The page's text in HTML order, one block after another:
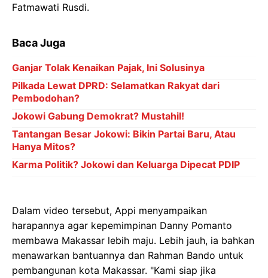
Fatmawati Rusdi.
Baca Juga
Ganjar Tolak Kenaikan Pajak, Ini Solusinya
Pilkada Lewat DPRD: Selamatkan Rakyat dari
Pembodohan?
Jokowi Gabung Demokrat? Mustahil!
Tantangan Besar Jokowi: Bikin Partai Baru, Atau
Hanya Mitos?
Karma Politik? Jokowi dan Keluarga Dipecat PDIP
Dalam video tersebut, Appi menyampaikan
harapannya agar kepemimpinan Danny Pomanto
membawa Makassar lebih maju. Lebih jauh, ia bahkan
menawarkan bantuannya dan Rahman Bando untuk
pembangunan kota Makassar. "Kami siap jika